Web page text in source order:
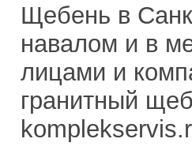
Щебень в
навалом и в
лицами и
гранитный